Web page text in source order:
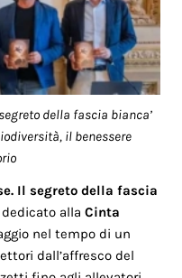
della fascia bianca’
il benessere
Il segreto della fascia
dedicato allaCinta
nel tempo di un
dall’affresco del